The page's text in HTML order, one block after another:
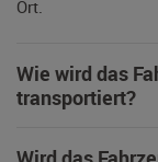
Ort.
Wie wird das
transportiert?